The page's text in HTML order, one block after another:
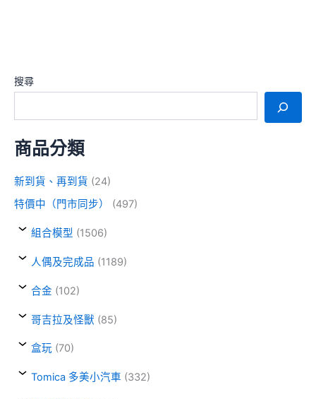
搜尋
商品分類
新到貨、再到貨 (24)
特價中（門市同步）
(497)
組合模型 (1506)
人偶及完成品 (1189)
合金 (102)
哥吉拉及怪獸 (85)
盒玩 (70)
Tomica 多美小汽車 (332)